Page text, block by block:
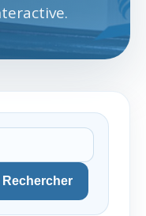
Rechercher